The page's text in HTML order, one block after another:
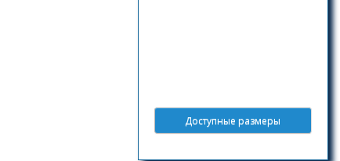
Доступные размеры